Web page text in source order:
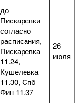
до
Пискаревки
согласно
расписания,
Пискаревка
11.24,
Кушелевка
11.30, Спб
Фин 11.37
26
июля